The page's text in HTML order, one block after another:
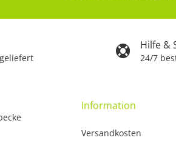
Hilfe &
24/7
Information
Versandkosten